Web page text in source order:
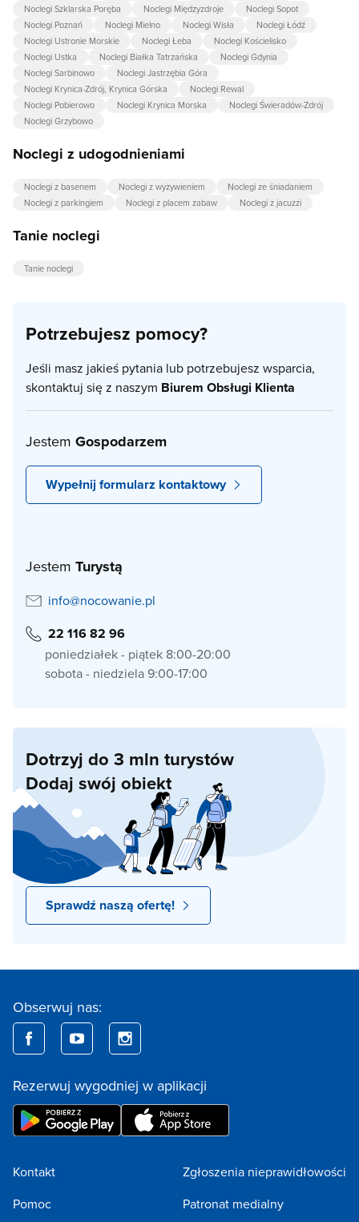
Noclegi Szklarska Poręba
Noclegi Międzyzdroje
Noclegi Sopot
Noclegi Poznań
Noclegi Mielno Noclegi Wisła
Noclegi Łódź
Noclegi Ustronie Morskie
Noclegi Łeba
Noclegi Kościelisko
Noclegi Ustka
Noclegi Białka Tatrzańska
Noclegi Gdynia
Noclegi Sarbinowo
Noclegi Jastrzębia Góra
Noclegi Krynica-Zdrój, Krynica Górska
Noclegi Rewal
Noclegi Pobierowo
Noclegi Krynica Morska
Noclegi Świeradów-Zdrój
Noclegi Grzybowo
Noclegi z udogodnieniami
Noclegi z basenem Noclegi z wyżywieniem
Noclegi ze śniadaniem
Noclegi z parkingiem
Noclegi z placem zabaw Noclegi z jacuzzi
Tanie noclegi
Tanie noclegi
Potrzebujesz pomocy?
Jeśli masz jakieś pytania lub potrzebujesz wsparcia,
skontaktuj się z naszym Biurem Obsługi Klienta
Jestem Gospodarzem
Wypełnij formularz kontaktowy
Jestem Turystą
info@nocowanie.pl
22 116 82 96
poniedziałek - piątek 8:00-20:00
sobota - niedziela 9:00-17:00
Dotrzyj do 3 mln turystów
Dodaj swój obiekt
Sprawdź naszą ofertę!
Obserwuj nas:
Rezerwuj wygodniej w aplikacji
Kontakt
Pomoc
Zgłoszenia nieprawidłowości
Patronat medialny